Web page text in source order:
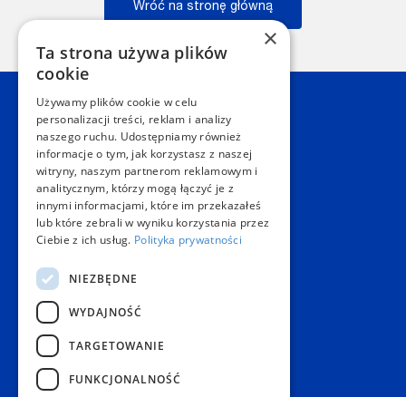
Wróć na stronę główną
Kontakt
Dział Obsługi Klienta Warszawa
Czynne: NON-STOP
Telefon:+48 22 628 62 52
E-mail: kontakt@copygeneral.pl
Punkty
Aleje Jerozolimskie 93
02-001 Warszawa
Czynne:
Pon. - Sob.: 08:00 - 20:00
Niedz.: nieczynne
Popularne produkty
×
Ta strona używa plików
cookie
Używamy plików cookie w celu
personalizacji treści, reklam i analizy
naszego ruchu. Udostępniamy również
informacje o tym, jak korzystasz z naszej
witryny, naszym partnerom reklamowym i
analitycznym, którzy mogą łączyć je z
innymi informacjami, które im przekazałeś
lub które zebrali w wyniku korzystania przez
Ciebie z ich usług. Polityka prywatności
NIEZBĘDNE
WYDAJNOŚĆ
TARGETOWANIE
FUNKCJONALNOŚĆ